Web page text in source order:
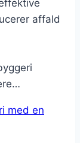
affald
med en